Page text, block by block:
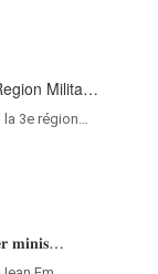
Milita…
3e région…
𝐦𝐢𝐧𝐢𝐬…